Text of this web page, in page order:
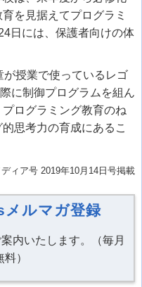
を見据えてプログラミ
日には、保護者向けの体
授業で使っているレゴ
に制御プログラムを組ん
ログラミング教育のね
思考力の育成にあるこ
ィア号 2019年10月14日号掲載
ルマガ登録
内いたします。（毎月
）